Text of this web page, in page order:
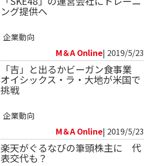
ング提供へ
企業動向
M＆A Online| 2019/5/23
「吉」と出るかビーガン食事業
オイシックス・ラ・大地が米国で
挑戦
企業動向
M＆A Online| 2019/5/23
楽天がぐるなびの筆頭株主に 代
表交代も？